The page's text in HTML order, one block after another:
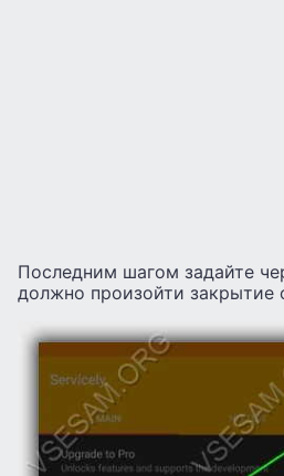
Последним шагом задайте
должно произойти закрытие